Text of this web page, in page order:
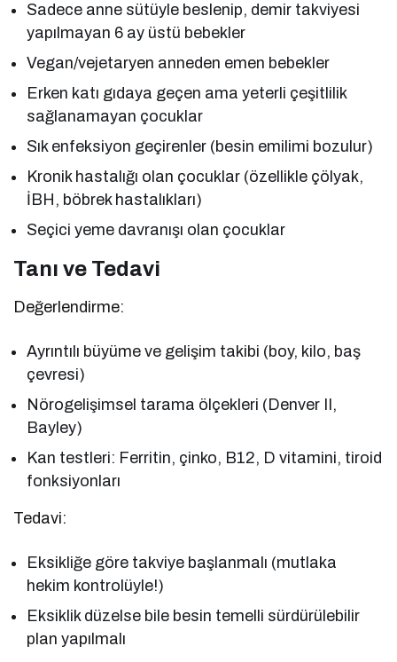
Sadece anne sütüyle beslenip, demir takviyesi
yapılmayan 6 ay üstü bebekler
Vegan/vejetaryen anneden emen bebekler
Erken katı gıdaya geçen ama yeterli çeşitlilik
sağlanamayan çocuklar
Sık enfeksiyon geçirenler (besin emilimi bozulur)
Kronik hastalığı olan çocuklar (özellikle çölyak,
İBH, böbrek hastalıkları)
Seçici yeme davranışı olan çocuklar
Tanı ve Tedavi
Değerlendirme:
Ayrıntılı büyüme ve gelişim takibi (boy, kilo, baş
çevresi)
Nörogelişimsel tarama ölçekleri (Denver II,
Bayley)
Kan testleri: Ferritin, çinko, B12, D vitamini, tiroid
fonksiyonları
Tedavi:
Eksikliğe göre takviye başlanmalı (mutlaka
hekim kontrolüyle!)
Eksiklik düzelse bile besin temelli sürdürülebilir
plan yapılmalı